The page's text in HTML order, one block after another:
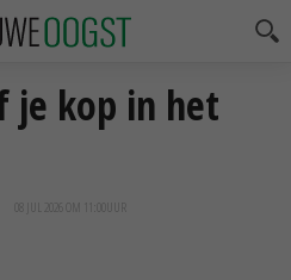
je kop in het
08 JUL 2026 OM 11:00